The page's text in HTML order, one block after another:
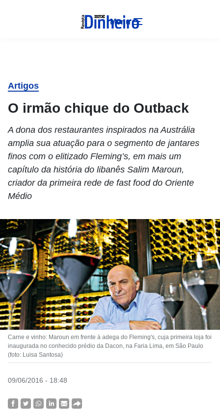
Menu
Artigos
O irmão chique do Outback
A dona dos restaurantes inspirados na Austrália
amplia sua atuação para o segmento de jantares
finos com o elitizado Fleming’s, em mais um
capítulo da história do libanês Salim Maroun,
criador da primeira rede de fast food do Oriente
Médio
Carne e vinho: Maroun em frente à adega do Fleming's, cuja primeira loja foi
inaugurada no conhecido prédio da Dacon, na Faria Lima, em São Paulo
(foto: Luisa Santosa)
09/06/2016 - 18:48